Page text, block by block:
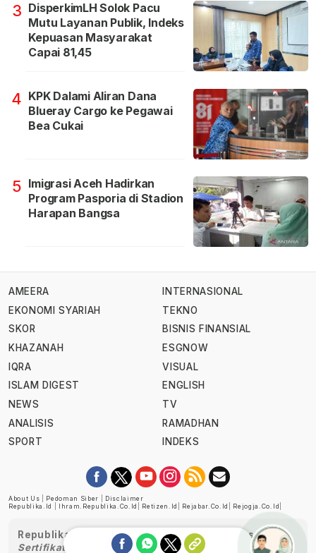
3 DisperkimLH Solok Pacu
Mutu Layanan Publik, Indeks
Kepuasan Masyarakat
Capai 81,45
4 KPK Dalami Aliran Dana
Blueray Cargo ke Pegawai
Bea Cukai
5 Imigrasi Aceh Hadirkan
Program Pasporia di Stadion
Harapan Bangsa
AMEERA
EKONOMI SYARIAH
SKOR
KHAZANAH
IQRA
ISLAM DIGEST
NEWS
ANALISIS
SPORT
INTERNASIONAL
TEKNO
BISNIS FINANSIAL
ESGNOW
VISUAL
ENGLISH
TV
RAMADHAN
INDEKS
About Us Pedoman Siber
Disclaimer
Republika.id
Ihram.republika.co.id Retizen.id Rejabar.co.id Rejogja.co.id
Republika telah diverifikasi oleh Dewan Pers
Sertifikat Nomor 1058/DP-Verifikasi/K/XII/2022